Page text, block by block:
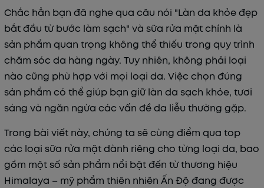
Chắc hẳn bạn đã nghe qua câu nói "Làn da khỏe đẹp
bắt đầu từ bước làm sạch" và sữa rửa mặt chính là
sản phẩm quan trọng không thể thiếu trong quy trình
chăm sóc da hàng ngày. Tuy nhiên, không phải loại
nào cũng phù hợp với mọi loại da. Việc chọn đúng
sản phẩm có thể giúp bạn giữ làn da sạch khỏe, tươi
sáng và ngăn ngừa các vấn đề da liễu thường gặp.
Trong bài viết này, chúng ta sẽ cùng điểm qua top
các loại sữa rửa mặt dành riêng cho từng loại da, bao
gồm một số sản phẩm nổi bật đến từ thương hiệu
Himalaya – mỹ phẩm thiên nhiên Ấn Độ đang được